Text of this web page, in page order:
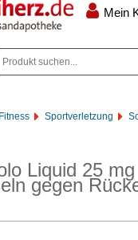
Mein
Sportverletzung
Liquid 25 mg
gegen